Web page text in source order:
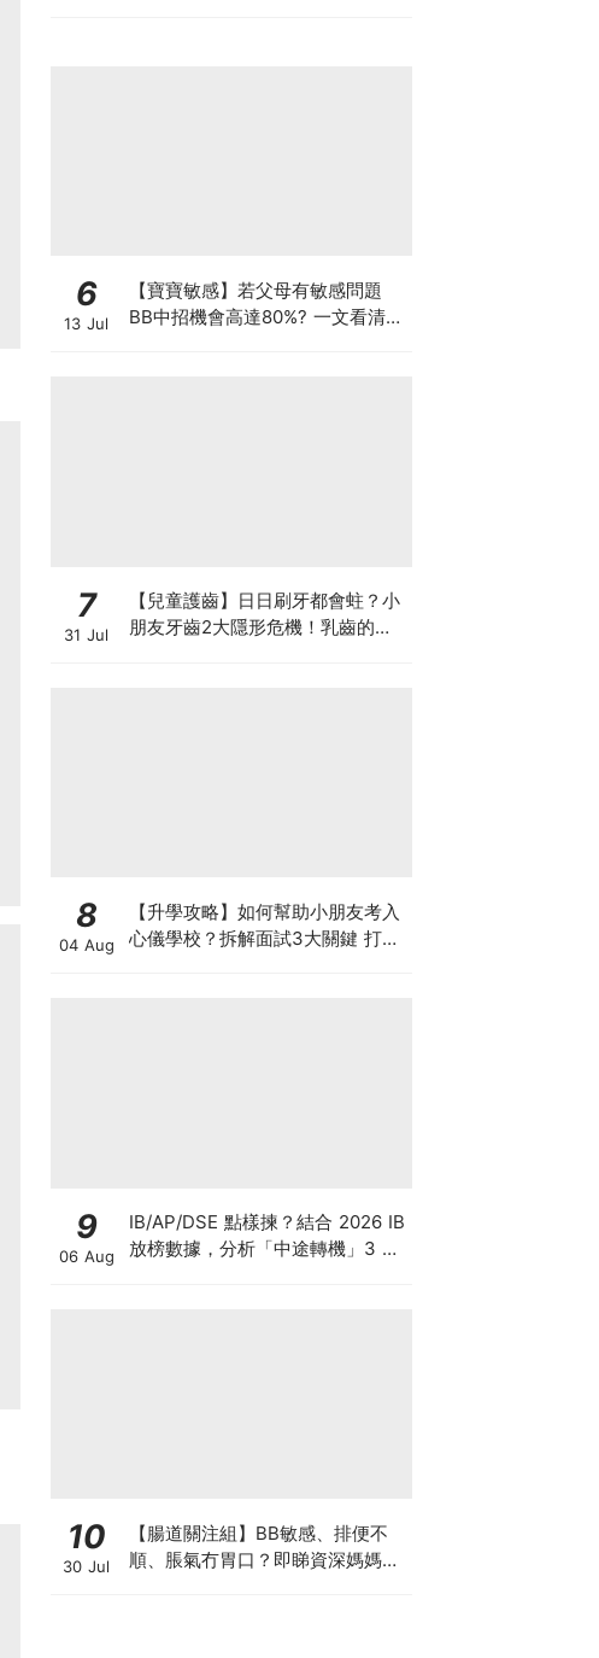
6
13 Jul
【寶寶敏感】若父母有敏感問題
BB中招機會高達80%? 一文看清預
7
31 Jul
【兒童護齒】日日刷牙都會蛀？小
朋友牙齒2大隱形危機！乳齒的琺
8
04 Aug
【升學攻略】如何幫助小朋友考入
心儀學校？拆解面試3大關鍵 打好
9
06 Aug
IB/AP/DSE 點樣揀？結合 2026 IB
放榜數據，分析「中途轉機」3 大
10
30 Jul
【腸道關注組】BB敏感、排便不
順、脹氣冇胃口？即睇資深媽媽分